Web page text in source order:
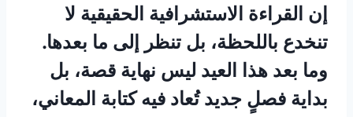
إن القراءة الاستشرافية الحقيقية لا
تنخدع باللحظة، بل تنظر إلى ما بعدها.
وما بعد هذا العيد ليس نهاية قصة، بل
بداية فصلٍ جديد تُعاد فيه كتابة المعاني،